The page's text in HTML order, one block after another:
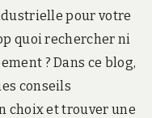
pour votre
quoi rechercher ni
? Dans ce blog,
conseils
choix et trouver une